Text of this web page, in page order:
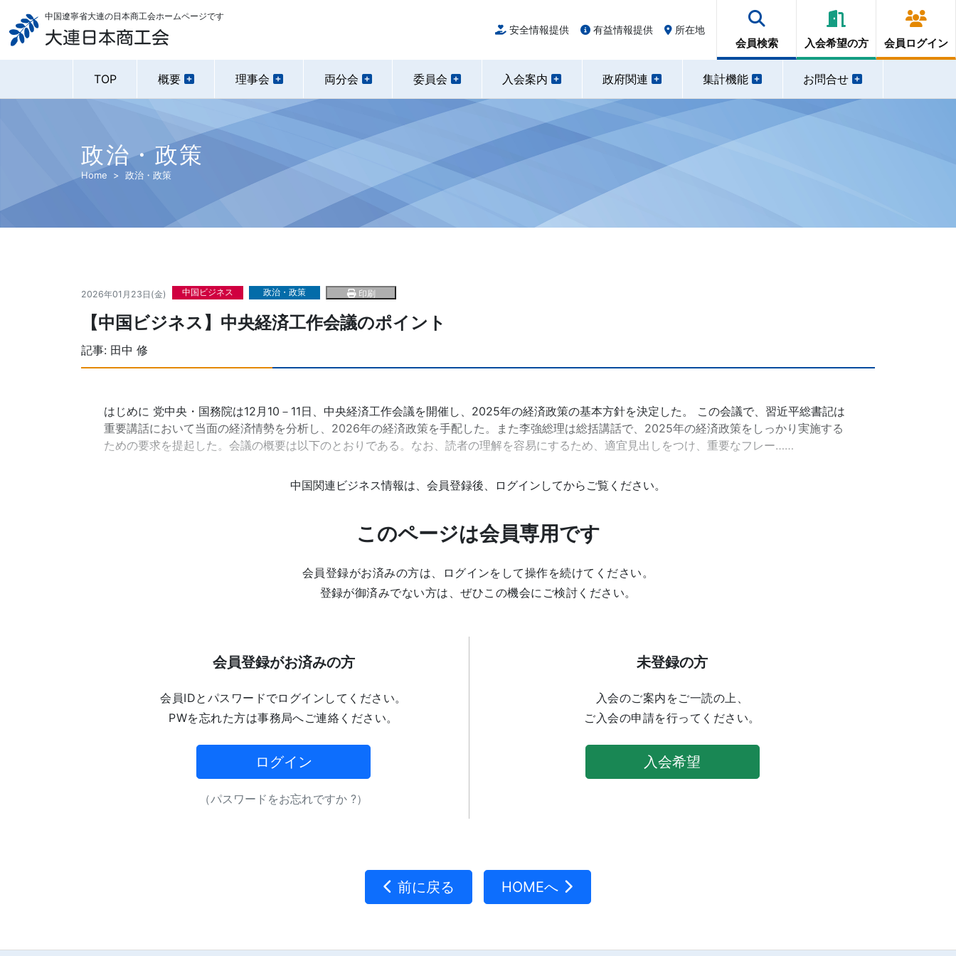
大連日本商工会
中国遼寧省大連の日本商工会ホームページです
安全情報提供 有益情報提供 所在地
会員検索 入会希望の方 会員ログイン
TOP 概要 理事会 両分会 委員会 入会案内 政府関連 集計機能 お問合せ
政治・政策
Home 政治・政策
2026年01月23日(金) 中国ビジネス 政治・政策 印刷
【中国ビジネス】中央経済工作会議のポイント
記事: 田中 修
はじめに 党中央・国務院は12月10－11日、中央経済工作会議を開催し、2025年の経済政策の基本方針を決定した。 この会議で、習近平総書記は
重要講話において当面の経済情勢を分析し、2026年の経済政策を手配した。また李強総理は総括講話で、2025年の経済政策をしっかり実施する
ための要求を提起した。会議の概要は以下のとおりである。なお、読者の理解を容易にするため、適宜見出しをつけ、重要なフレー……
中国関連ビジネス情報は、会員登録後、ログインしてからご覧ください。
このページは会員専用です
会員登録がお済みの方は、ログインをして操作を続けてください。
登録が御済みでない方は、ぜひこの機会にご検討ください。
会員登録がお済みの方
会員IDとパスワードでログインしてください。
PWを忘れた方は事務局へご連絡ください。
ログイン
（パスワードをお忘れですか ?）
未登録の方
入会のご案内をご一読の上、
ご入会の申請を行ってください。
入会希望
前に戻る HOMEへ